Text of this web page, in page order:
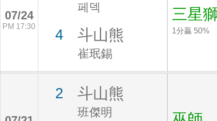
07/24
PM 17:30
페덱
4 斗山熊
崔珉錫
三星
1分贏 50%
2 斗山熊
班傑明